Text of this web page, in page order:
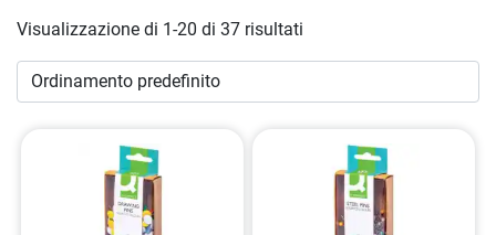
progetti artistici, troverai la giusta soluzione tra le nostre
opzioni. Con la nostra attenzione alla qualità e alla varietà,
siamo il tuo partner ideale per tutte le tue esigenze di
chiodinidi alta qualità.
Visualizzazione di 1-20 di 37 risultati